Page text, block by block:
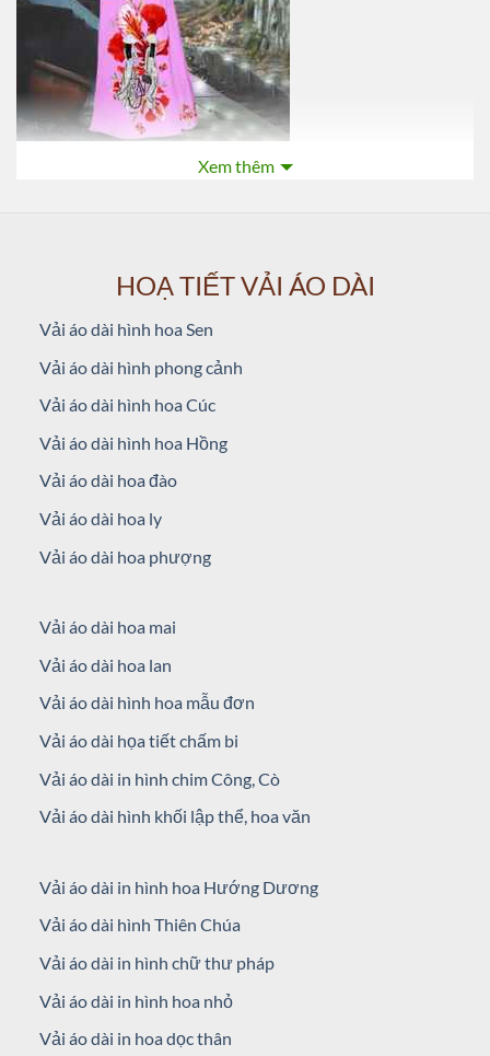
Xem thêm
HOẠ TIẾT VẢI ÁO DÀI
Vải áo dài hình hoa Sen
Vải áo dài hình phong cảnh
Vải áo dài hình hoa Cúc
Vải áo dài hình hoa Hồng
Vải áo dài hoa đào
Vải áo dài hoa ly
Vải áo dài hoa phượng
Vải áo dài hoa mai
Vải áo dài hoa lan
Vải áo dài hình hoa mẫu đơn
Vải áo dài họa tiết chấm bi
Vải áo dài in hình chim Công, Cò
Vải áo dài hình khối lập thể, hoa văn
Vải áo dài in hình hoa Hướng Dương
Vải áo dài hình Thiên Chúa
Vải áo dài in hình chữ thư pháp
Vải áo dài in hình hoa nhỏ
Vải áo dài in hoa dọc thân